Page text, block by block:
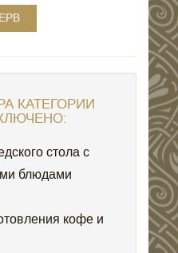
КАТЕГОРИИ
стола с
блюдами
кофе и